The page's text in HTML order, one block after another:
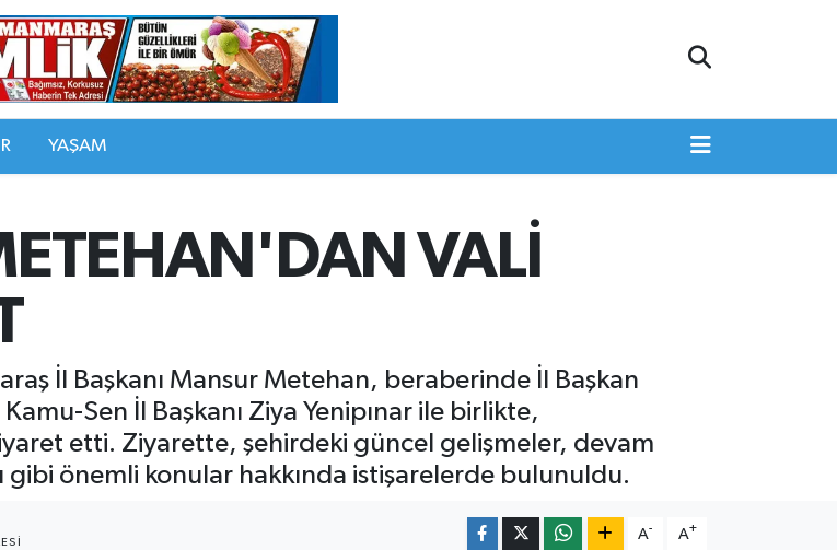
YAŞAM
VALİ
İl Başkanı Mansur Metehan, beraberinde İl Başkan
Sen İl Başkanı Ziya Yenipınar ile birlikte,
etti. Ziyarette, şehirdeki güncel gelişmeler, devam
önemli konular hakkında istişarelerde bulunuldu.
A- A+